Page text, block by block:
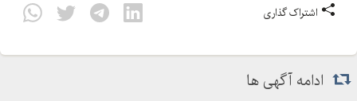
اشتراک گذاری
ادامه آگهی ها